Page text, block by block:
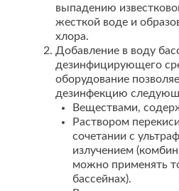
выпадению
жесткой воде и
хлора.
Добавление в воду
дезинфицирующего
оборудование
дезинфекцию
Веществами,
Раствором
сочетании с
излучением
можно применять
бассейнах).